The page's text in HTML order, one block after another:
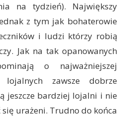
na tydzień). Największy
z tym jak bohaterowie
i ludzi którzy robią
Jak na tak opanowanych
o najważniejszej
zawsze dobrze
jeszcze bardziej lojalni i nie
urażeni. Trudno do końca